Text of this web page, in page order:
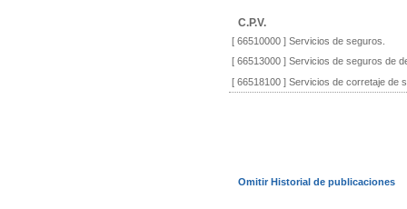
C.P.V.
[ 66510000 ]Servicios de seguros.
[ 66513000 ]Servicios de seguros de
[ 66518100 ]Servicios de corretaje de
Omitir Historial de publicaciones